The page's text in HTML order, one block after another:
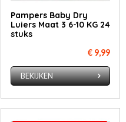
Pampers Baby Dry
Luiers Maat 3 6-10 KG 24
stuks
€ 9,99
BEKIJKEN